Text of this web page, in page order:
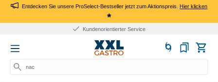
Entdecken Sie unsere ProSelect-Bestseller jetzt zum Aktionspreis.Hier klicken
*
Kundenorientierter Service
nach